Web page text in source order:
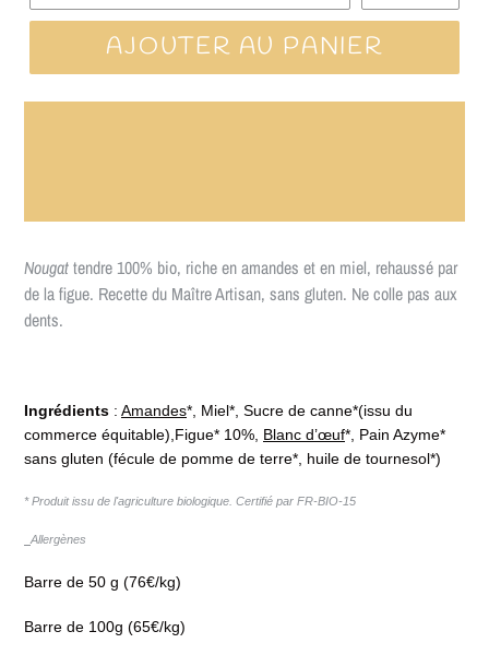
AJOUTER AU PANIER
Nougattendre 100% bio, riche en amandes et en miel, rehaussé par
de la figue. Recette du Maître Artisan, sans gluten. Ne colle pas aux
dents.
Ingrédients : Amandes*, Miel*, Sucre de canne*(issu du
commerce équitable),Figue* 10%, Blanc d’œuf*, Pain Azyme*
sans gluten (fécule de pomme de terre*, huile de tournesol*)
* Produit issu de l'agriculture biologique. Certifié par FR-BIO-15
Allergènes
Barre de 50 g (76€/kg)
Barre de 100g (65€/kg)